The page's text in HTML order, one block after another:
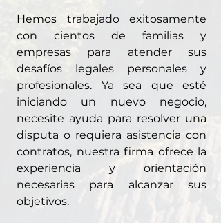
Hemos trabajado exitosamente
con cientos de familias y
empresas para atender sus
desafíos legales personales y
profesionales. Ya sea que esté
iniciando un nuevo negocio,
necesite ayuda para resolver una
disputa o requiera asistencia con
contratos, nuestra firma ofrece la
experiencia y orientación
necesarias para alcanzar sus
objetivos.